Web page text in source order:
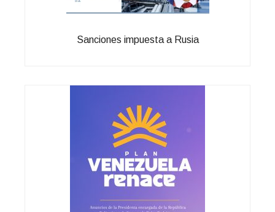
Sanciones impuesta a Rusia